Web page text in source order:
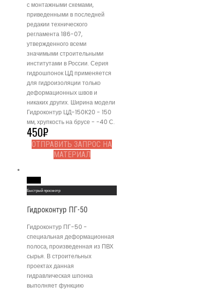
с монтажными схемами,
приведенными в последней
редакии технического
регламента 186-07,
утвержденного всеми
значимыми строительными
институтами в России. Серия
гидрошпонок ЦД применяется
для гидроизоляции только
деформационных швов и
никаких других. Ширина модели
Гидроконтур ЦД-150К20 - 150
мм, хрупкость на брусе - -40 С.
450₽
ОТПРАВИТЬ ЗАПРОС НА
МАТЕРИАЛ
Быстрый просмотр
Гидроконтур ПГ-50
Гидроконтур ПГ-50 -
специальная деформационная
полоса, произведенная из ПВХ
сырья. В строительных
проектах данная
гидравлическая шпонка
выполняет функцию